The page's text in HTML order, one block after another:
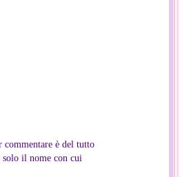
è del tutto
solo il nome con cui